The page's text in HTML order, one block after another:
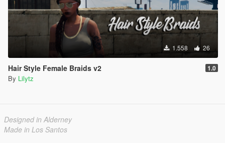
1.558 26
Hair Style Female Braids v2 1.0
By Lilytz
Designed in Alderney
Made in Los Santos